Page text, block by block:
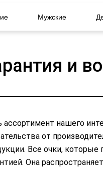
Мужские
и
ассортимент нашего
от
Все очки,
Она